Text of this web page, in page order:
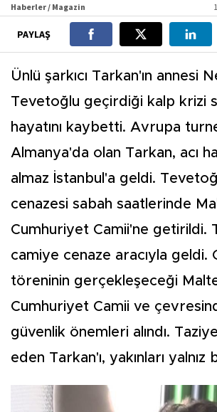
Haberler / Magazin
PAYLAŞ
Ünlü şarkıcı Tarkan'ın annesi
Tevetoğlu geçirdiği kalp krizi
hayatını kaybetti. Avrupa
Almanya'da olan Tarkan, acı
almaz İstanbul'a geldi.
cenazesi sabah saatlerinde
Cumhuriyet Camii'ne getirildi.
camiye cenaze aracıyla geldi.
töreninin gerçekleşeceği
Cumhuriyet Camii ve
güvenlik önemleri alındı.
eden Tarkan'ı, yakınları yalnız